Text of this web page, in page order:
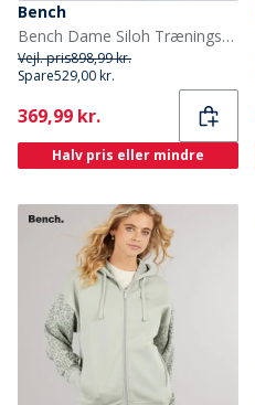
Bench
Bench Dame Siloh Træningstøj Khaki Ash
Vejl. pris898,99 kr.
Spare529,00 kr.
Current
369,99 kr.
Halv pris eller mindre